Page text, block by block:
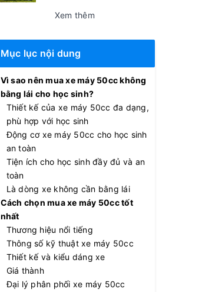
Xem thêm
Mục lục nội dung
Vì sao nên mua xe máy 50cc không
bằng lái cho học sinh?
Thiết kế của xe máy 50cc đa dạng,
phù hợp với học sinh
Động cơ xe máy 50cc cho học sinh
an toàn
Tiện ích cho học sinh đầy đủ và an
toàn
Là dòng xe không cần bằng lái
Cách chọn mua xe máy 50cc tốt
nhất
Thương hiệu nổi tiếng
Thông số kỹ thuật xe máy 50cc
Thiết kế và kiểu dáng xe
Giá thành
Đại lý phân phối xe máy 50cc